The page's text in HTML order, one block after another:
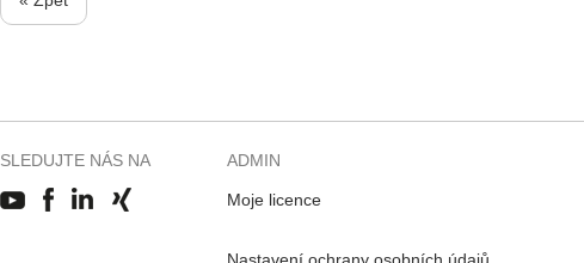
SLEDUJTE NÁS NA ADMIN
Moje licence